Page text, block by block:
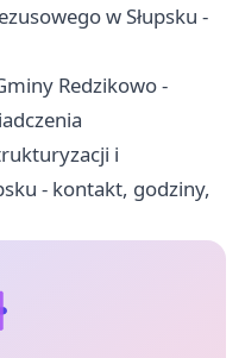
w Słupsku -
Redzikowo -
i
- kontakt, godziny,